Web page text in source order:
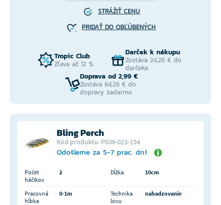
STRÁŽIŤ CENU
PRIDAŤ DO OBĽÚBENÝCH
Tropic Club
Zľava až 12 %
Darček k nákupu
Zostáva 24,26 € do
darčeka
Doprava od 2,99 €
Zostáva 64,26 € do
dopravy zadarmo
Bling Perch
Kód produktu: P036-023-154
Odošleme za 5-7 prac. dní
Počet
háčikov
2 Dĺžka 10cm
Pracovná
hĺbka
0-1m
Technika
lovu
nahadzovanie